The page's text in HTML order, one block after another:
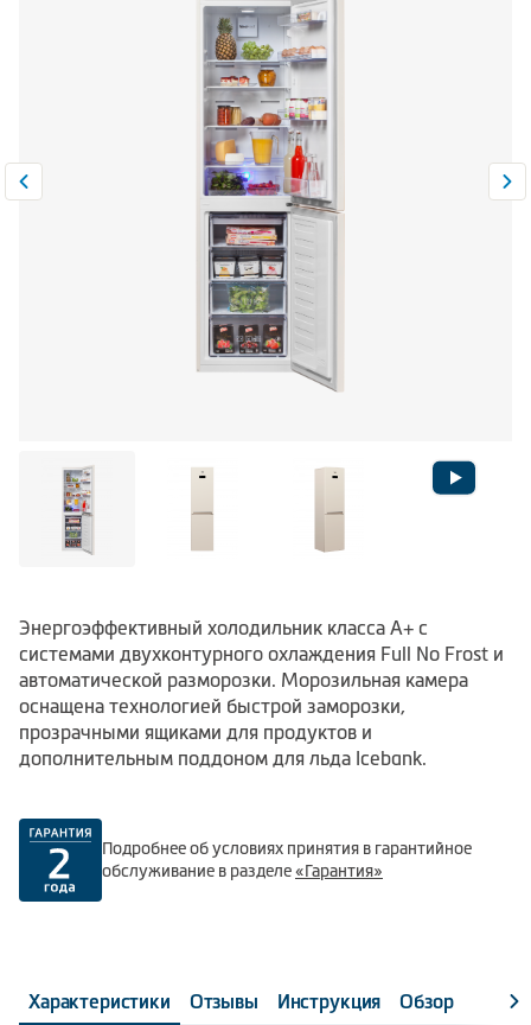
Климатическая техника
Энергоэффективный холодильник класса А+ с
системами двухконтурного охлаждения Full No Frost и
автоматической разморозки. Морозильная камера
оснащена технологией быстрой заморозки,
прозрачными ящиками для продуктов и
дополнительным поддоном для льда Icebank.
Подробнее об условиях принятия в гарантийное
обслуживание в разделе«Гарантия»
Характеристики Отзывы Инструкция Обзор